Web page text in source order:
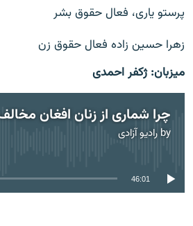
پرستو یاری، فعال حقوق بشر
زهرا حسین زاده فعال حقوق زن
میزبان: ژکفر احمدی
by رادیو آزادی
currently available
46:01